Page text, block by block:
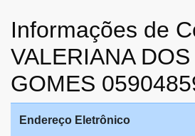
Informações de
VALERIANA
GOMES
Endereço Eletrônico